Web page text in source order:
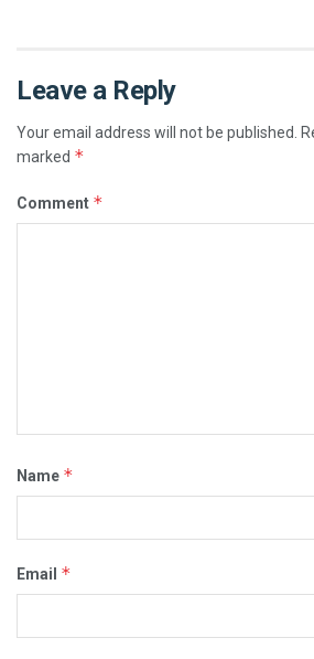
Leave a Reply
Your email address will not be published.
marked *
Comment *
Name *
Email *